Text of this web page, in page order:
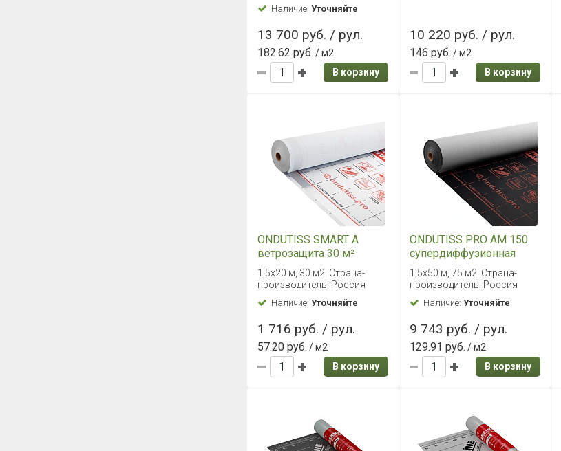
Наличие: Уточняйте
13 700 руб. / рул.
182.62 руб. / м2
В корзину
10 220 руб. / рул.
146 руб. / м2
В корзину
ONDUTISS SMART А
ветрозащита 30 м²
1,5х20 м, 30 м2. Страна-
производитель: Россия
Наличие: Уточняйте
1 716 руб. / рул.
57.20 руб. / м2
В корзину
ONDUTISS PRO AM 150
супердиффузионная
мембрана 75 м²
1,5х50 м, 75 м2. Страна-
производитель: Россия
Наличие:Уточняйте
9 743 руб. / рул.
129.91 руб. / м2
В корзину